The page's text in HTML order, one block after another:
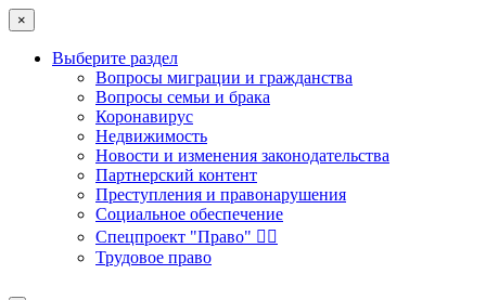
×
Выберите раздел
Вопросы миграции и гражданства
Вопросы семьи и брака
Коронавирус
Недвижимость
Новости и изменения законодательства
Партнерский контент
Преступления и правонарушения
Социальное обеспечение
Спецпроект "Право" 👮‍♂️
Трудовое право